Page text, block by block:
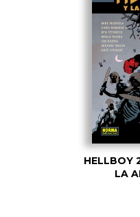
HELLBOY
LA